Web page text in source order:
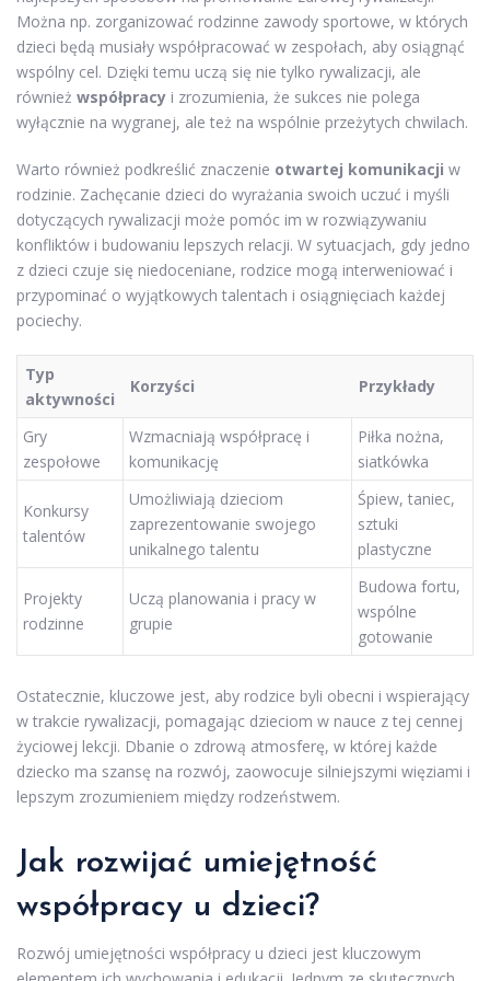
Można np. zorganizować rodzinne zawody sportowe, w których
dzieci będą musiały współpracować w zespołach, aby osiągnąć
wspólny cel. Dzięki temu uczą się nie tylko rywalizacji, ale
również współpracy i zrozumienia, że sukces nie polega
wyłącznie na wygranej, ale też na wspólnie przeżytych chwilach.
Warto również podkreślić znaczenie otwartej komunikacji w
rodzinie. Zachęcanie dzieci do wyrażania swoich uczuć i myśli
dotyczących rywalizacji może pomóc im w rozwiązywaniu
konfliktów i budowaniu lepszych relacji. W sytuacjach, gdy jedno
z dzieci czuje się niedoceniane, rodzice mogą interweniować i
przypominać o wyjątkowych talentach i osiągnięciach każdej
pociechy.
Typ
aktywności
Korzyści Przykłady
Gry
zespołowe
Wzmacniają współpracę i
komunikację
Piłka nożna,
siatkówka
Konkursy
talentów
Umożliwiają dzieciom
zaprezentowanie swojego
unikalnego talentu
Śpiew, taniec,
sztuki
plastyczne
Projekty
rodzinne
Uczą planowania i pracy w
grupie
Budowa fortu,
wspólne
gotowanie
Ostatecznie, kluczowe jest, aby rodzice byli obecni i wspierający
w trakcie rywalizacji, pomagając dzieciom w nauce z tej cennej
życiowej lekcji. Dbanie o zdrową atmosferę, w której każde
dziecko ma szansę na rozwój, zaowocuje silniejszymi więziami i
lepszym zrozumieniem między rodzeństwem.
Jak rozwijać umiejętność
współpracy u dzieci?
Rozwój umiejętności współpracy u dzieci jest kluczowym